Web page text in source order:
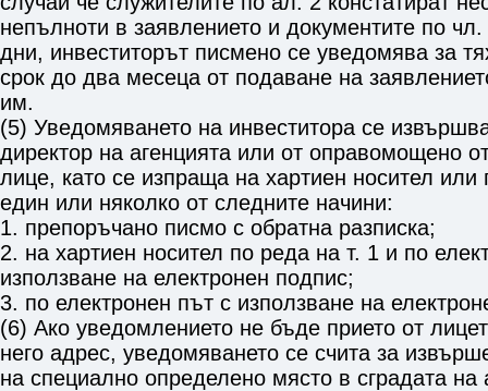
непълноти в заявлението и документите по
дни, инвеститорът писмено се уведомява за
срок до два месеца от подаване на
им.
(5) Уведомяването на инвеститора се
директор на агенцията или от оправомощено
лице, като се изпраща на хартиен носител или
един или няколко от следните начини:
1. препоръчано писмо с обратна разписка;
2. на хартиен носител по реда на т. 1 и по
използване на електронен подпис;
3. по електронен път с използване на
(6) Ако уведомлението не бъде прието от
него адрес, уведомяването се счита за
на специално определено място в сградата на